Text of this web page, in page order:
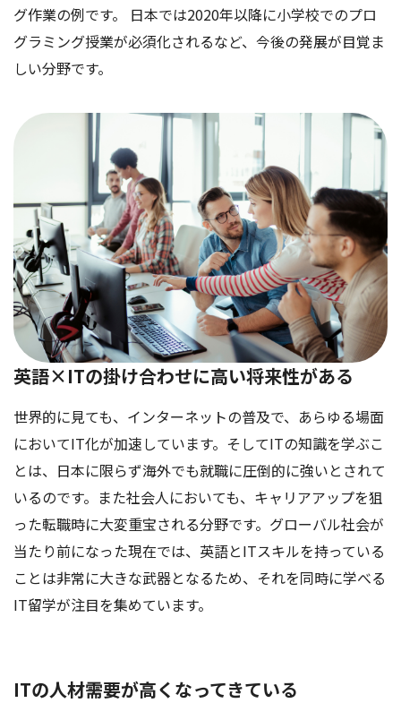
グ作業の例です。 日本では2020年以降に小学校でのプロ
グラミング授業が必須化されるなど、今後の発展が目覚ま
しい分野です。
英語×ITの掛け合わせに高い将来性がある
世界的に見ても、インターネットの普及で、あらゆる場面
においてIT化が加速しています。そしてITの知識を学ぶこ
とは、日本に限らず海外でも就職に圧倒的に強いとされて
いるのです。また社会人においても、キャリアアップを狙
った転職時に大変重宝される分野です。グローバル社会が
当たり前になった現在では、英語とITスキルを持っている
ことは非常に大きな武器となるため、それを同時に学べる
IT留学が注目を集めています。
ITの人材需要が高くなってきている